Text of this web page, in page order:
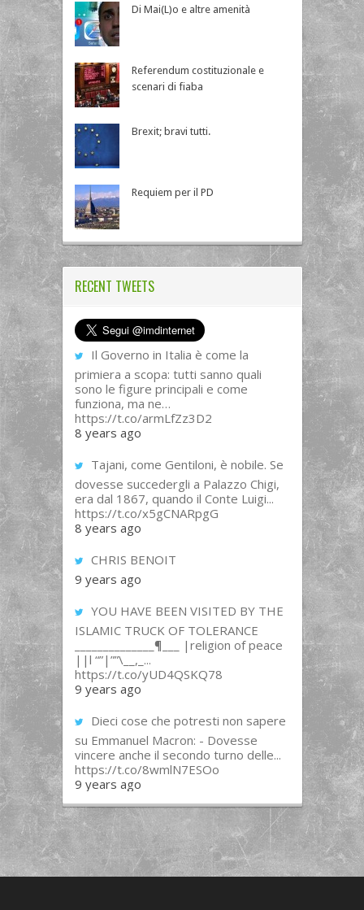
Di Mai(L)o e altre amenità
Referendum costituzionale e
scenari di fiaba
Brexit; bravi tutti.
Requiem per il PD
RECENT TWEETS
Il Governo in Italia è come la
primiera a scopa: tutti sanno quali
sono le figure principali e come
funziona, ma ne…
https://t.co/armLfZz3D2
8 years ago
Tajani, come Gentiloni, è nobile. Se
dovesse succedergli a Palazzo Chigi,
era dal 1867, quando il Conte Luigi...
https://t.co/x5gCNARpgG
8 years ago
CHRIS BENOIT
9 years ago
YOU HAVE BEEN VISITED BY THE
ISLAMIC TRUCK OF TOLERANCE
______________¶___ |religion of peace
||l “”|””\__,_...
https://t.co/yUD4QSKQ78
9 years ago
Dieci cose che potresti non sapere
su Emmanuel Macron: - Dovesse
vincere anche il secondo turno delle...
https://t.co/8wmlN7ESOo
9 years ago